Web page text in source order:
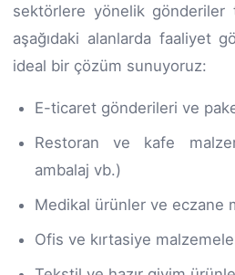
sektörlere yönelik gönderiler
aşağıdaki alanlarda faaliyet
ideal bir çözüm sunuyoruz:
E-ticaret gönderileri ve
Restoran ve kafe
ambalaj vb.)
Medikal ürünler ve eczane
Ofis ve kırtasiye